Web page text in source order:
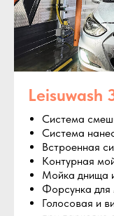
Leisuwash
Система
Система
Встроенная
Контурная
Мойка днища
Форсунка для
Голосовая и